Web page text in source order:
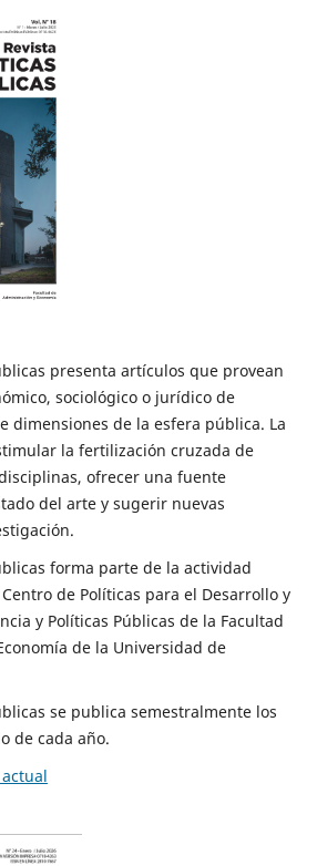
presenta artículos que provean
sociológico o jurídico de
dimensiones de la esfera pública. La
la fertilización cruzada de
ofrecer una fuente
del arte y sugerir nuevas
forma parte de la actividad
de Políticas para el Desarrollo y
y Políticas Públicas de la Facultad
de la Universidad de
se publica semestralmente los
de cada año.